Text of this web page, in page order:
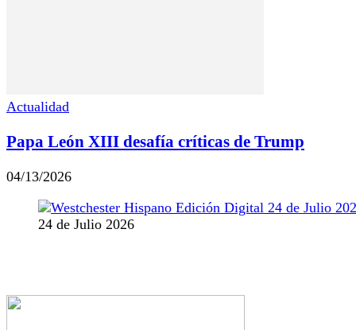
Actualidad
Papa León XIII desafía críticas de Trump
04/13/2026
24 de Julio 2026